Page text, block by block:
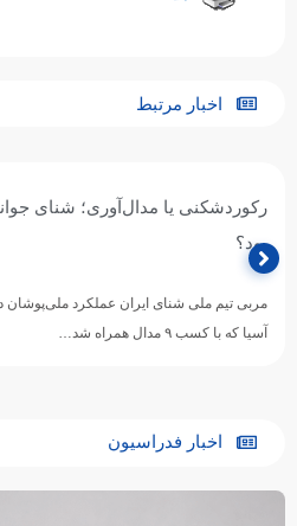
اخبار مرتبط
رکوردشکنی یا مدال‌آوری؛ شنای
بود؟
مربی تیم ملی شنای ایران عملکرد ملی‌پوشان
آسیا که با کسب ۹ مدال همراه شد…
اخبار فدراسیون